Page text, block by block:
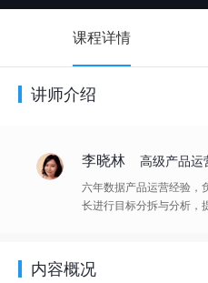
课程详情
讲师介绍
李晓林 高级产品运
六年数据产品运营经验，
长进行目标分拆与分析，
内容概况